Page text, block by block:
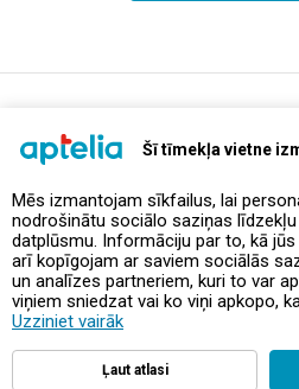
Šī tīmekļa vietne
Mēs izmantojam sīkfailus, lai
nodrošinātu sociālo saziņas
datplūsmu. Informāciju par to, kā
arī kopīgojam ar saviem sociālās
un analīzes partneriem, kuri to var
viņiem sniedzat vai ko viņi apkopo,
Uzziniet vairāk
Ļaut atlasi
Предложения и акции
Контакты